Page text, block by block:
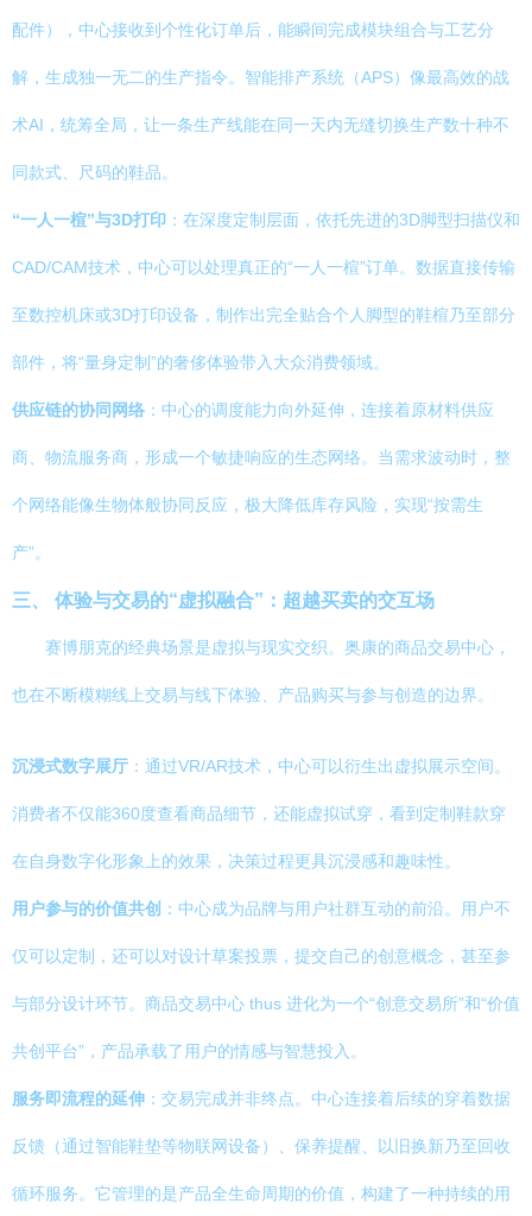
配件），中心接收到个性化订单后，能瞬间完成模块组合与工艺分
解，生成独一无二的生产指令。智能排产系统（APS）像最高效的战
术AI，统筹全局，让一条生产线能在同一天内无缝切换生产数十种不
同款式、尺码的鞋品。
“一人一楦”与3D打印 ：在深度定制层面，依托先进的3D脚型扫描仪和
CAD/CAM技术，中心可以处理真正的“一人一楦”订单。数据直接传输
至数控机床或3D打印设备，制作出完全贴合个人脚型的鞋楦乃至部分
部件，将“量身定制”的奢侈体验带入大众消费领域。
供应链的协同网络 ：中心的调度能力向外延伸，连接着原材料供应
商、物流服务商，形成一个敏捷响应的生态网络。当需求波动时，整
个网络能像生物体般协同反应，极大降低库存风险，实现“按需生
产”。
三、 体验与交易的“虚拟融合”：超越买卖的交互场
赛博朋克的经典场景是虚拟与现实交织。奥康的商品交易中心，
也在不断模糊线上交易与线下体验、产品购买与参与创造的边界。
沉浸式数字展厅 ：通过VR/AR技术，中心可以衍生出虚拟展示空间。
消费者不仅能360度查看商品细节，还能虚拟试穿，看到定制鞋款穿
在自身数字化形象上的效果，决策过程更具沉浸感和趣味性。
用户参与的价值共创 ：中心成为品牌与用户社群互动的前沿。用户不
仅可以定制，还可以对设计草案投票，提交自己的创意概念，甚至参
与部分设计环节。商品交易中心 thus 进化为一个“创意交易所”和“价值
共创平台”，产品承载了用户的情感与智慧投入。
服务即流程的延伸 ：交易完成并非终点。中心连接着后续的穿着数据
反馈（通过智能鞋垫等物联网设备）、保养提醒、以旧换新乃至回收
循环服务。它管理的是产品全生命周期的价值，构建了一种持续的用